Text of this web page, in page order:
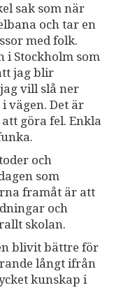
sak som när
och tar en
med folk.
i Stockholm som
jag blir
vill slå ner
vägen. Det är
göra fel. Enkla
och
som
framåt är att
och
skolan.
blivit bättre för
långt ifrån
kunskap i